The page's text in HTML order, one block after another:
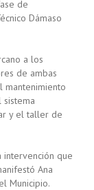
de
Dámaso
a los
de ambas
mantenimiento
y el taller de
intervención que
Ana
Municipio.